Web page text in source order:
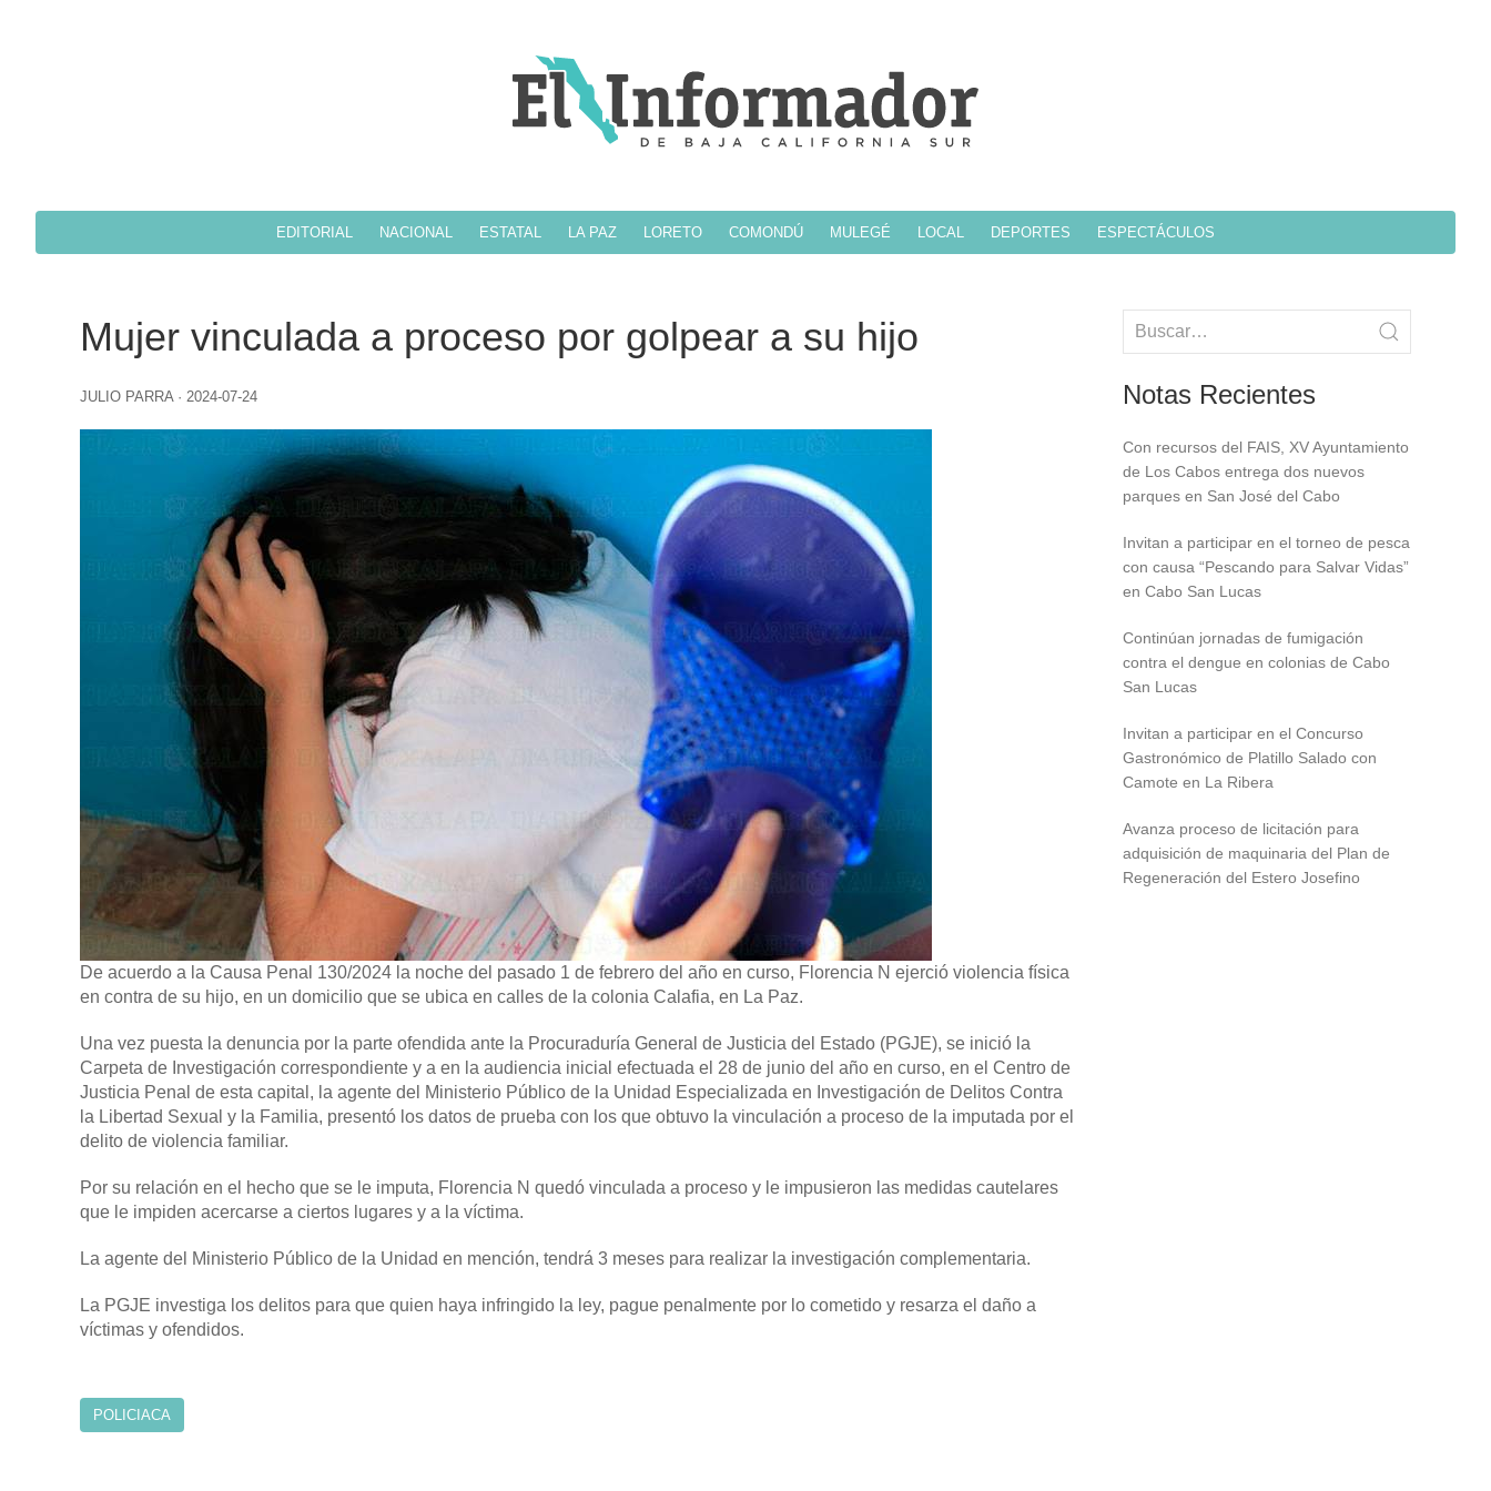
EDITORIAL NACIONAL ESTATAL LA PAZ LORETO COMONDÚ MULEGÉ LOCAL DEPORTES ESPECTÁCULOS
Mujer vinculada a proceso por golpear a su hijo
JULIO PARRA · 2024-07-24
De acuerdo a la Causa Penal 130/2024 la noche del pasado 1 de febrero del año en curso, Florencia N ejerció violencia física
en contra de su hijo, en un domicilio que se ubica en calles de la colonia Calafia, en La Paz.
Una vez puesta la denuncia por la parte ofendida ante la Procuraduría General de Justicia del Estado (PGJE), se inició la
Carpeta de Investigación correspondiente y a en la audiencia inicial efectuada el 28 de junio del año en curso, en el Centro de
Justicia Penal de esta capital, la agente del Ministerio Público de la Unidad Especializada en Investigación de Delitos Contra
la Libertad Sexual y la Familia, presentó los datos de prueba con los que obtuvo la vinculación a proceso de la imputada por el
delito de violencia familiar.
Por su relación en el hecho que se le imputa, Florencia N quedó vinculada a proceso y le impusieron las medidas cautelares
que le impiden acercarse a ciertos lugares y a la víctima.
La agente del Ministerio Público de la Unidad en mención, tendrá 3 meses para realizar la investigación complementaria.
La PGJE investiga los delitos para que quien haya infringido la ley, pague penalmente por lo cometido y resarza el daño a
víctimas y ofendidos.
POLICIACA
Notas Recientes
Con recursos del FAIS, XV Ayuntamiento
de Los Cabos entrega dos nuevos
parques en San José del Cabo
Invitan a participar en el torneo de pesca
con causa “Pescando para Salvar Vidas”
en Cabo San Lucas
Continúan jornadas de fumigación
contra el dengue en colonias de Cabo
San Lucas
Invitan a participar en el Concurso
Gastronómico de Platillo Salado con
Camote en La Ribera
Avanza proceso de licitación para
adquisición de maquinaria del Plan de
Regeneración del Estero Josefino